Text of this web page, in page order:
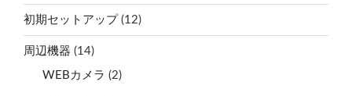
初期セットアップ(12)
周辺機器 (14)
WEBカメラ (2)